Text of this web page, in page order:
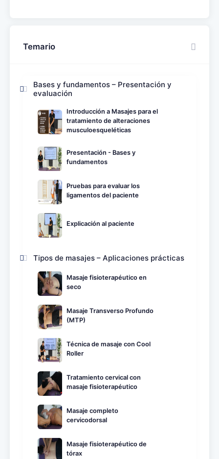
Temario
Bases y fundamentos – Presentación y
evaluación
Introducción a Masajes para el
tratamiento de alteraciones
musculoesqueléticas
Presentación - Bases y
fundamentos
Pruebas para evaluar los
ligamentos del paciente
Explicación al paciente
Tipos de masajes – Aplicaciones prácticas
Masaje fisioterapéutico en
seco
Masaje Transverso Profundo
(MTP)
Técnica de masaje con Cool
Roller
Tratamiento cervical con
masaje fisioterapéutico
Masaje completo
cervicodorsal
Masaje fisioterapéutico de
tórax